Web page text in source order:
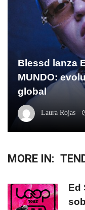
Blessd lanza
MUNDO:
global
Laura Rojas
MORE IN:
Ed